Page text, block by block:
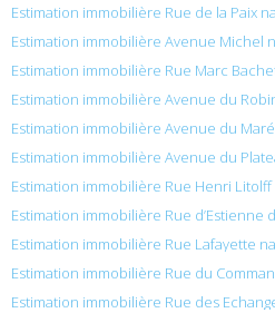
Estimation immobilière Rue de la Paix
Estimation immobilière Avenue Michel
Estimation immobilière Rue Marc
Estimation immobilière Avenue du
Estimation immobilière Avenue du
Estimation immobilière Avenue du
Estimation immobilière Rue Henri
Estimation immobilière Rue d’Estienne
Estimation immobilière Rue Lafayette
Estimation immobilière Rue du
Estimation immobilière Rue des